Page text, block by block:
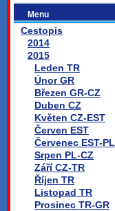
Menu
Cestopis
2014
2015
Leden TR
Únor GR
Březen GR-CZ
Duben CZ
Květen CZ-EST
Červen EST
Červenec EST-PL
Srpen PL-CZ
Září CZ-TR
Říjen TR
Listopad TR
Prosinec TR-GR